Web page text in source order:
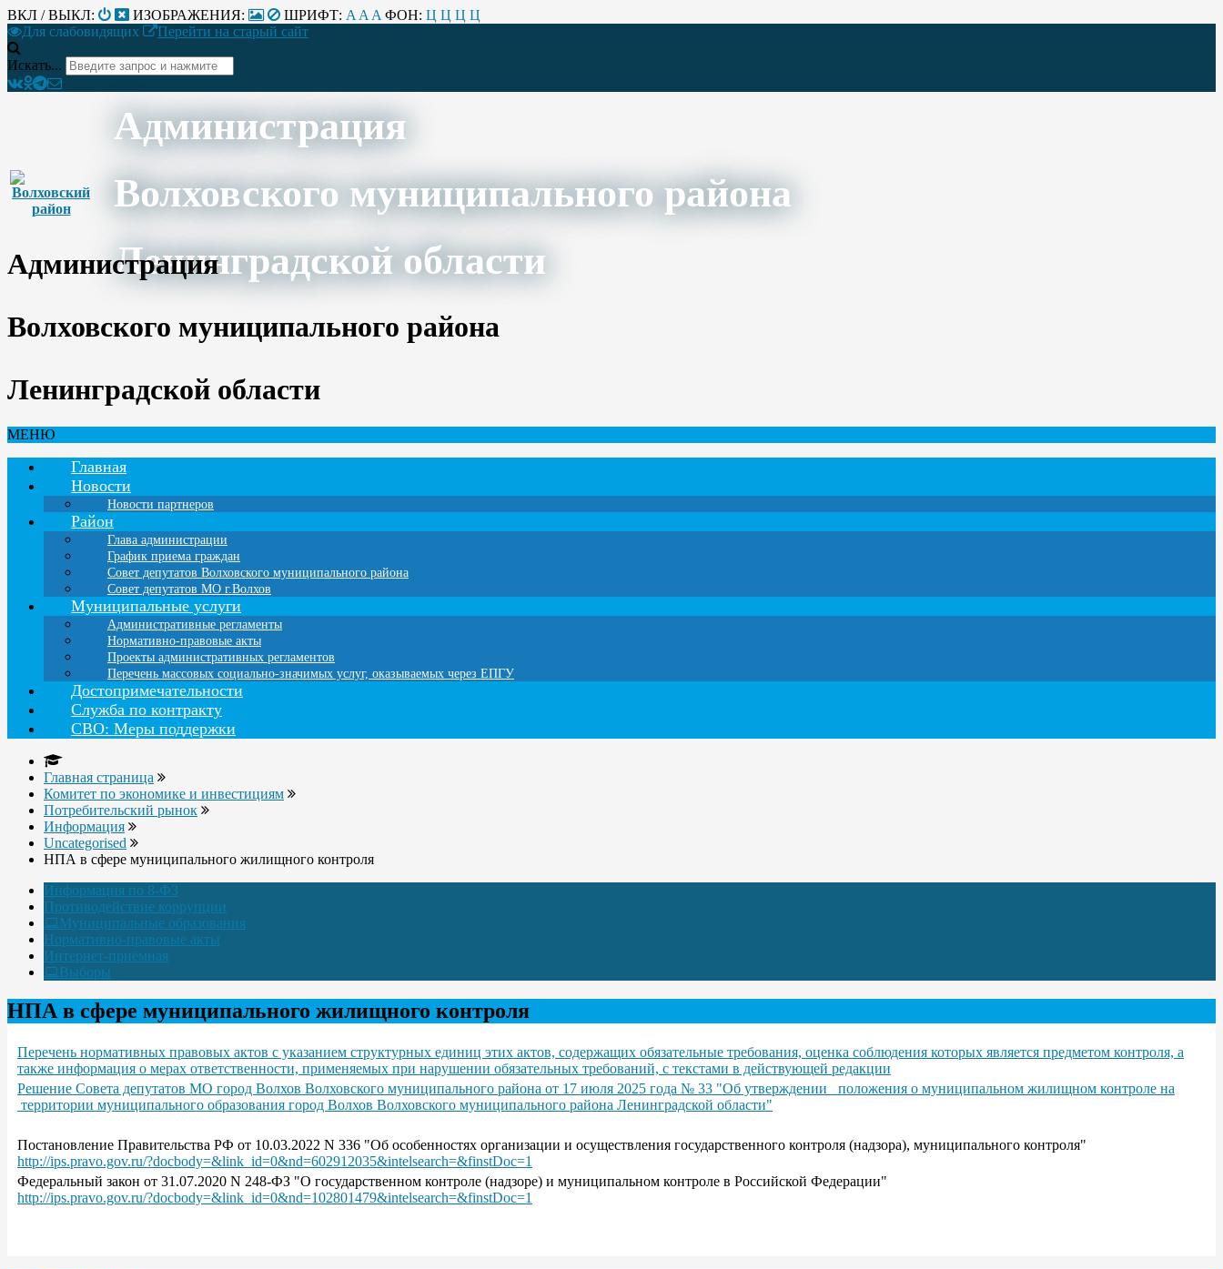
ВКЛ / ВЫКЛ: ИЗОБРАЖЕНИЯ: ШРИФТ: A A A ФОН: Ц Ц Ц Ц
Для слабовидящих
Перейти на старый сайт
Искать...
Администрация
Волховского муниципального района
Ленинградской области
Администрация
Волховского муниципального района
Ленинградской области
МЕНЮ
Главная
Новости
Новости партнеров
Район
Глава администрации
График приема граждан
Совет депутатов Волховского муниципального района
Совет депутатов МО г.Волхов
Муниципальные услуги
Административные регламенты
Нормативно-правовые акты
Проекты административных регламентов
Перечень массовых социально-значимых услуг, оказываемых через ЕПГУ
Достопримечательности
Служба по контракту
СВО: Меры поддержки
Главная страница
Комитет по экономике и инвестициям
Потребительский рынок
Информация
Uncategorised
НПА в сфере муниципального жилищного контроля
Информация по 8-ФЗ
Противодействие коррупции
Муниципальные образования
Нормативно-правовые акты
Интернет-приёмная
Выборы
НПА в сфере муниципального жилищного контроля
Перечень нормативных правовых актов с указанием структурных единиц этих актов, содержащих обязательные требования, оценка соблюдения которых является предметом контроля, а
также информация о мерах ответственности, применяемых при нарушении обязательных требований, с текстами в действующей редакции
Решение Совета депутатов МО город Волхов Волховского муниципального района от 17 июля 2025 года № 33 "Об утверждении положения о муниципальном жилищном контроле на
территории муниципального образования город Волхов Волховского муниципального района Ленинградской области"
Постановление Правительства РФ от 10.03.2022 N 336 "Об особенностях организации и осуществления государственного контроля (надзора), муниципального контроля"
http://ips.pravo.gov.ru/?docbody=&link_id=0&nd=602912035&intelsearch=&finstDoc=1
Федеральный закон от 31.07.2020 N 248-ФЗ "О государственном контроле (надзоре) и муниципальном контроле в Российской Федерации"
http://ips.pravo.gov.ru/?docbody=&link_id=0&nd=102801479&intelsearch=&finstDoc=1